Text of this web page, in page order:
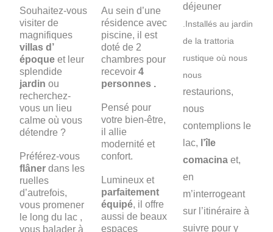
Souhaitez-vous
visiter de
magnifiques
villas d’
époque et leur
splendide
jardin ou
recherchez-
vous un lieu
calme où vous
détendre ?
Préférez-vous
flâner dans les
ruelles
d’autrefois,
vous promener
le long du lac ,
vous balader à
Au sein d’une
résidence avec
piscine, il est
doté de 2
chambres pour
recevoir4
personnes .
Pensé pour
votre bien-être,
il allie
modernité et
confort.
Lumineux et
parfaitement
équipé , il offre
aussi de beaux
espaces
déjeuner
.Installés au jardin
de la trattoria
rustique où nous
nous
restaurions,
nous
contemplions le
lac, l’île
comacina et,
en
m’interrogeant
sur l’itinéraire à
suivre pour y